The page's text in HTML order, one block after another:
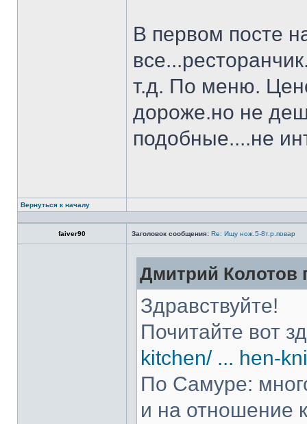
В первом посте
т.д. По меню.
дороже.но не
подобные....не
Вернуться к началу
faiver90 Заголовок сообщения: Re: Ищу нож.5-8т.р.повар
Дмитрий Колотов
Здравствуйте!
Почитайте вот
kitchen/ ... hen-
По Самуре:
и на отношение